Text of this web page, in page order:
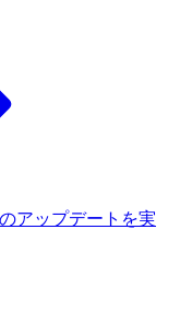
アップデートを実